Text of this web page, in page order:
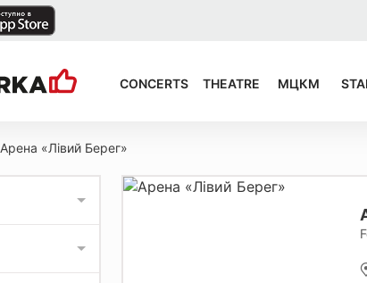
CONCERTS THEATRE МЦКМ
Арена «Лівий Берег»